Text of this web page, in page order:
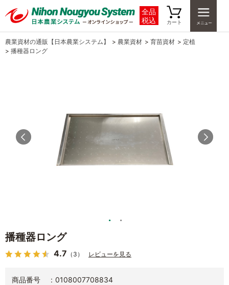
全品
税込
カート
農業資材の通販【日本農業システム】 > 農業資材 > 育苗資材 > 定植
> 播種器ロング
播種器ロング
4.7 （3） レビューを見る
商品番号
0108007708834